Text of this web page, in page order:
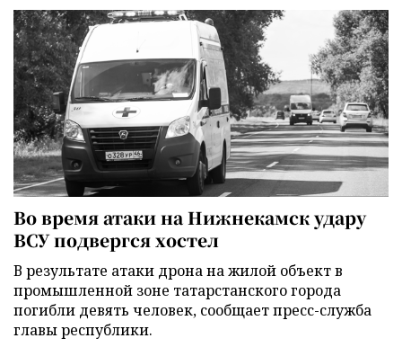
Во время атаки на Нижнекамск удару
ВСУ подвергся хостел
В результате атаки дрона на жилой объект в
промышленной зоне татарстанского города
погибли девять человек, сообщает пресс-служба
главы республики.